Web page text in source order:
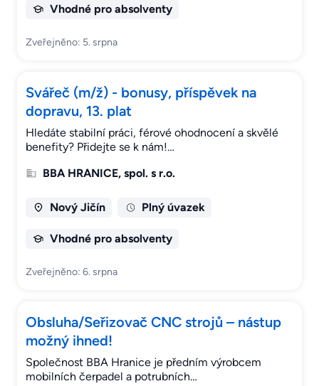
Vhodné pro absolventy
Zveřejněno: 5. srpna
Svářeč (m/ž) - bonusy, příspěvek na
dopravu, 13. plat
Hledáte stabilní práci, férové ohodnocení a skvělé
benefity? Přidejte se k nám!…
BBA HRANICE, spol. s r.o.
Nový Jičín Plný úvazek
Vhodné pro absolventy
Zveřejněno: 6. srpna
Obsluha/Seřizovač CNC strojů – nástup
možný ihned!
Společnost BBA Hranice je předním výrobcem
mobilních čerpadel a potrubních…